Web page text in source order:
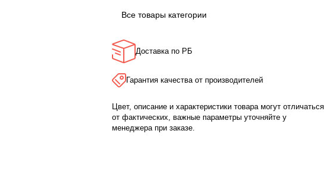
Все товары категории
Доставка по РБ
Гарантия качества от производителей
Цвет, описание и характеристики товара могут отличаться
от фактических, важные параметры уточняйте у
менеджера при заказе.